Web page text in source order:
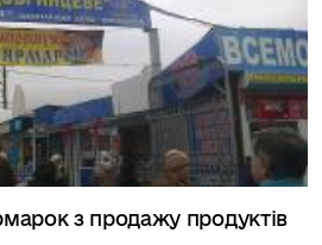
з продажу продуктів